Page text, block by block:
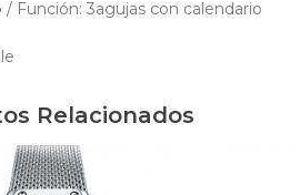
Función: 3agujas con calendario
Relacionados